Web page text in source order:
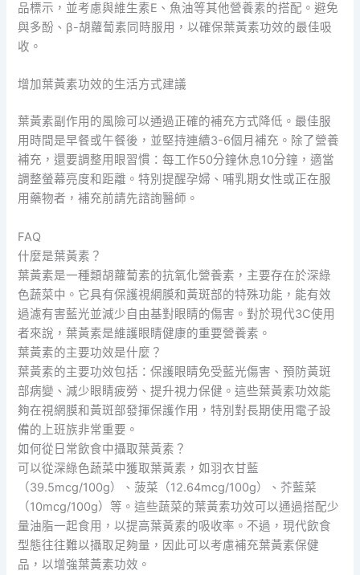
品標示，並考慮與維生素E、魚油等其他營養素的搭配。避免
與多酚、β-胡蘿蔔素同時服用，以確保葉黃素功效的最佳吸
收。
增加葉黃素功效的生活方式建議
葉黃素副作用的風險可以通過正確的補充方式降低。最佳服
用時間是早餐或午餐後，並堅持連續3-6個月補充。除了營養
補充，還要調整用眼習慣：每工作50分鐘休息10分鐘，適當
調整螢幕亮度和距離。特別提醒孕婦、哺乳期女性或正在服
用藥物者，補充前請先諮詢醫師。
FAQ
什麼是葉黃素？
葉黃素是一種類胡蘿蔔素的抗氧化營養素，主要存在於深綠
色蔬菜中。它具有保護視網膜和黃斑部的特殊功能，能有效
過濾有害藍光並減少自由基對眼睛的傷害。對於現代3C使用
者來說，葉黃素是維護眼睛健康的重要營養素。
葉黃素的主要功效是什麼？
葉黃素的主要功效包括：保護眼睛免受藍光傷害、預防黃斑
部病變、減少眼睛疲勞、提升視力保健。這些葉黃素功效能
夠在視網膜和黃斑部發揮保護作用，特別對長期使用電子設
備的上班族非常重要。
如何從日常飲食中攝取葉黃素？
可以從深綠色蔬菜中獲取葉黃素，如羽衣甘藍
（39.5mcg/100g）、菠菜（12.64mcg/100g）、芥藍菜
（10mcg/100g）等。這些蔬菜的葉黃素功效可以通過搭配少
量油脂一起食用，以提高葉黃素的吸收率。不過，現代飲食
型態往往難以攝取足夠量，因此可以考慮補充葉黃素保健
品，以增強葉黃素功效。